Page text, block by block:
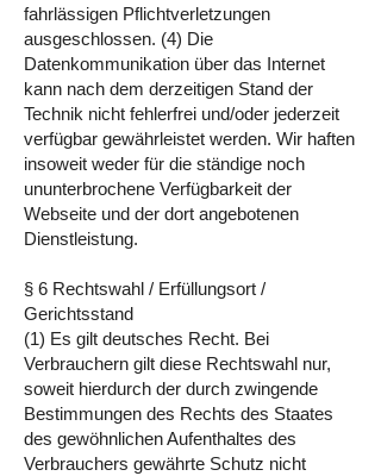
fahrlässigen Pflichtverletzungen
ausgeschlossen. (4) Die
Datenkommunikation über das Internet
kann nach dem derzeitigen Stand der
Technik nicht fehlerfrei und/oder jederzeit
verfügbar gewährleistet werden. Wir haften
insoweit weder für die ständige noch
ununterbrochene Verfügbarkeit der
Webseite und der dort angebotenen
Dienstleistung.
§ 6 Rechtswahl / Erfüllungsort /
Gerichtsstand
(1) Es gilt deutsches Recht. Bei
Verbrauchern gilt diese Rechtswahl nur,
soweit hierdurch der durch zwingende
Bestimmungen des Rechts des Staates
des gewöhnlichen Aufenthaltes des
Verbrauchers gewährte Schutz nicht